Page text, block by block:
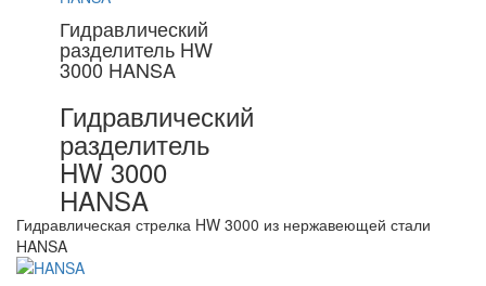
Гидравлический
разделитель HW
3000 HANSA
Гидравлический
разделитель
HW 3000
HANSA
Гидравлическая стрелка HW 3000 из нержавеющей стали
HANSA